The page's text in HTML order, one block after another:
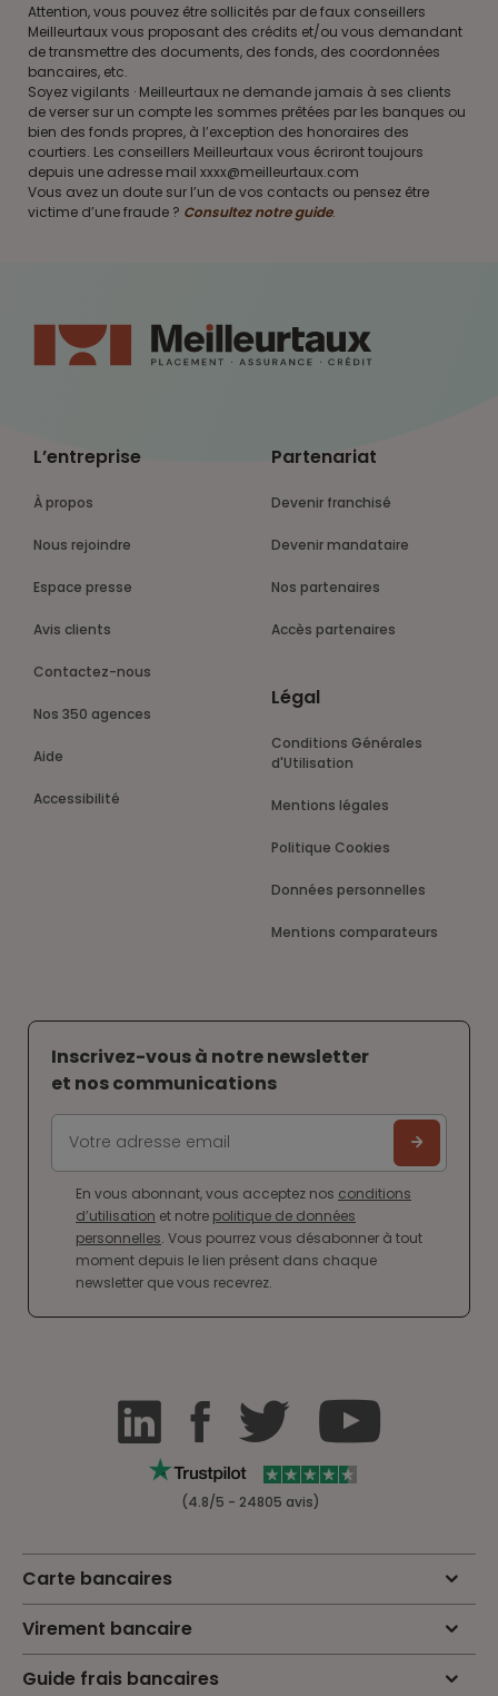
Attention, vous pouvez être sollicités par de faux conseillers
Meilleurtaux vous proposant des crédits et/ou vous demandant
de transmettre des documents, des fonds, des coordonnées
bancaires, etc.
Soyez vigilants · Meilleurtaux ne demande jamais à ses clients
de verser sur un compte les sommes prêtées par les banques ou
bien des fonds propres, à l’exception des honoraires des
courtiers. Les conseillers Meilleurtaux vous écriront toujours
depuis une adresse mail xxxx@meilleurtaux.com
Vous avez un doute sur l’un de vos contacts ou pensez être
victime d’une fraude ? Consultez notre guide.
L’entreprise
À propos
Nous rejoindre
Espace presse
Avis clients
Contactez-nous
Nos 350 agences
Aide
Accessibilité
Partenariat
Devenir franchisé
Devenir mandataire
Nos partenaires
Accès partenaires
Légal
Conditions Générales
d'Utilisation
Mentions légales
Politique Cookies
Données personnelles
Mentions comparateurs
Inscrivez-vous à notre newsletter
et nos communications
En vous abonnant, vous acceptez nos conditions
d’utilisation et notre politique de données
personnelles. Vous pourrez vous désabonner à tout
moment depuis le lien présent dans chaque
newsletter que vous recevrez.
(4.8/5 - 24805 avis)
Carte bancaires
Virement bancaire
Guide frais bancaires